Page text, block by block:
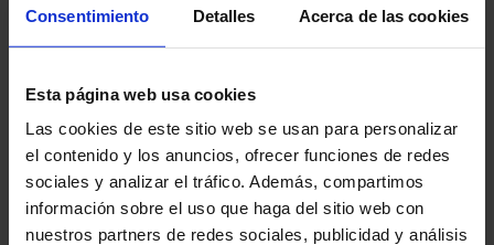
Consentimiento Detalles Acerca de las cookies
Esta página web usa cookies
Las cookies de este sitio web se usan para personalizar
el contenido y los anuncios, ofrecer funciones de redes
sociales y analizar el tráfico. Además, compartimos
información sobre el uso que haga del sitio web con
nuestros partners de redes sociales, publicidad y análisis
Unit 1 Nelson Ct, Flagship
WF12 7TH
UK
Tél.: +44 1924 460 494
E-mail :info@chauvin-
Shanghai Pujiang Enerdis Instruments Co Ltd
China - Taiwan - Hong Kong